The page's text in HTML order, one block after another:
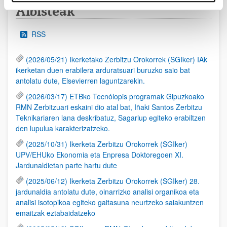
Albisteak
RSS
(2026/05/21) Ikerketako Zerbitzu Orokorrek (SGIker) IAk
ikerketan duen erabilera arduratsuari buruzko saio bat
antolatu dute, Elsevierren laguntzarekin.
(2026/03/17) ETBko Tecnólopis programak Gipuzkoako
RMN Zerbitzuari eskaini dio atal bat, Iñaki Santos Zerbitzu
Teknikariaren lana deskribatuz, Sagarlup egiteko erabiltzen
den lupulua karakterizatzeko.
(2025/10/31) Ikerketa Zerbitzu Orokorrek (SGIker)
UPV/EHUko Ekonomia eta Enpresa Doktoregoen XI.
Jardunaldietan parte hartu dute
(2025/06/12) Ikerketa Zerbitzu Orokorrek (SGIker) 28.
jardunaldia antolatu dute, oinarrizko analisi organikoa eta
analisi isotopikoa egiteko gaitasuna neurtzeko saiakuntzen
emaitzak eztabaidatzeko